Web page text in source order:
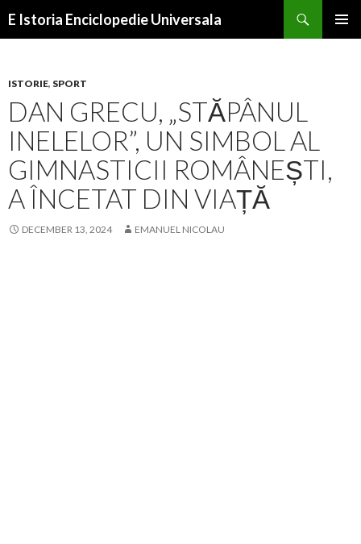
E Istoria Enciclopedie Universala
ISTORIE, SPORT
DAN GRECU, „STĂPÂNUL
INELELOR”, UN SIMBOL AL
GIMNASTICII ROMÂNEȘTI,
A ÎNCETAT DIN VIAȚĂ
DECEMBER 13, 2024 EMANUEL NICOLAU